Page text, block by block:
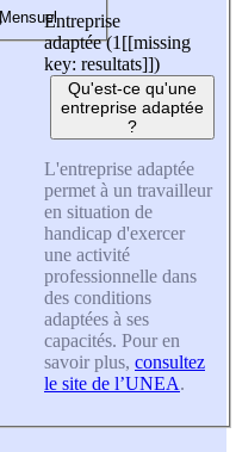
Entreprise
adaptée (1 [[missing
key: resultats]])
Qu'est-ce qu'une
entreprise adaptée
?
L'entreprise adaptée
permet à un travailleur
en situation de
handicap d'exercer
une activité
professionnelle dans
des conditions
adaptées à ses
capacités. Pour en
savoir plus, consultez
le site de l’UNEA.